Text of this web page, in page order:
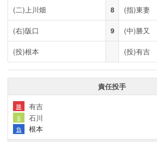
(二)上川畑 8 (指)東妻
(右)阪口 9 (中)勝又
(投)根本 (投)有吉
責任投手
勝 有吉
S 石川
負
根本